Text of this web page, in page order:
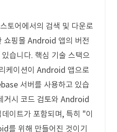
토어에서의 검색 및 다운로
쇼핑몰 Android 앱의 버전
습니다. 핵심 기술 스택으
케이션이 Android 앱으로
서버를 사용하고 있습
거시 코드 검토와 Android
이트가 포함되며, 특히 "이
를 위해 만들어진 것이기